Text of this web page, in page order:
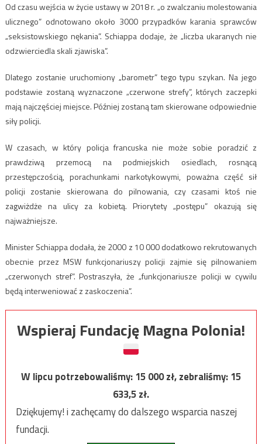
Od czasu wejścia w życie ustawy w 2018 r. „o zwalczaniu molestowania
ulicznego” odnotowano około 3000 przypadków karania sprawców
„seksistowskiego nękania”. Schiappa dodaje, że „liczba ukaranych nie
odzwierciedla skali zjawiska”.
Dlatego zostanie uruchomiony „barometr” tego typu szykan. Na jego
podstawie zostaną wyznaczone „czerwone strefy”, których zaczepki
mają najczęściej miejsce. Później zostaną tam skierowane odpowiednie
siły policji.
W czasach, w który policja francuska nie może sobie poradzić z
prawdziwą przemocą na podmiejskich osiedlach, rosnącą
przestępczością, porachunkami narkotykowymi, poważna część sił
policji zostanie skierowana do pilnowania, czy czasami ktoś nie
zagwiżdże na ulicy za kobietą. Priorytety „postępu” okazują się
najważniejsze.
Minister Schiappa dodała, że 2000 z 10 000 dodatkowo rekrutowanych
obecnie przez MSW funkcjonariuszy policji zajmie się pilnowaniem
„czerwonych stref”. Postraszyła, że „funkcjonariusze policji w cywilu
będą interweniować z zaskoczenia”.
Wspieraj Fundację Magna Polonia!
W lipcu potrzebowaliśmy:15 000zł, zebraliśmy:15
633,5zł.
Dziękujemy! i zachęcamy do dalszego wsparcia naszej
fundacji.